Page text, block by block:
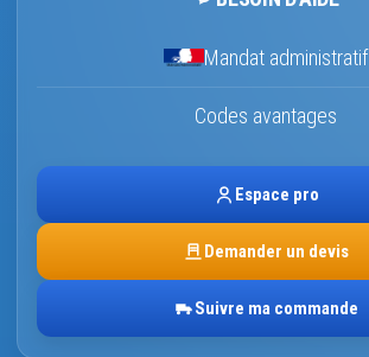
Mandat administratif
Codes avantages
Espace pro
Demander un devis
Suivre ma commande